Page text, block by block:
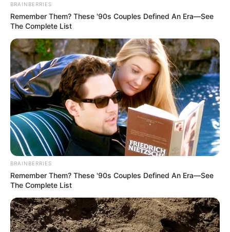
BRAINBERRIES
Remember Them? These '90s Couples Defined An Era—See
The Complete List
BRAINBERRIES
Remember Them? These '90s Couples Defined An Era—See
The Complete List